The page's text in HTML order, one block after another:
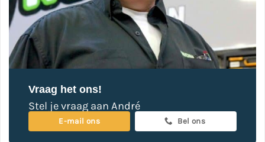
Vraag het ons!
Stel je vraag aan André
E-mail ons Bel ons